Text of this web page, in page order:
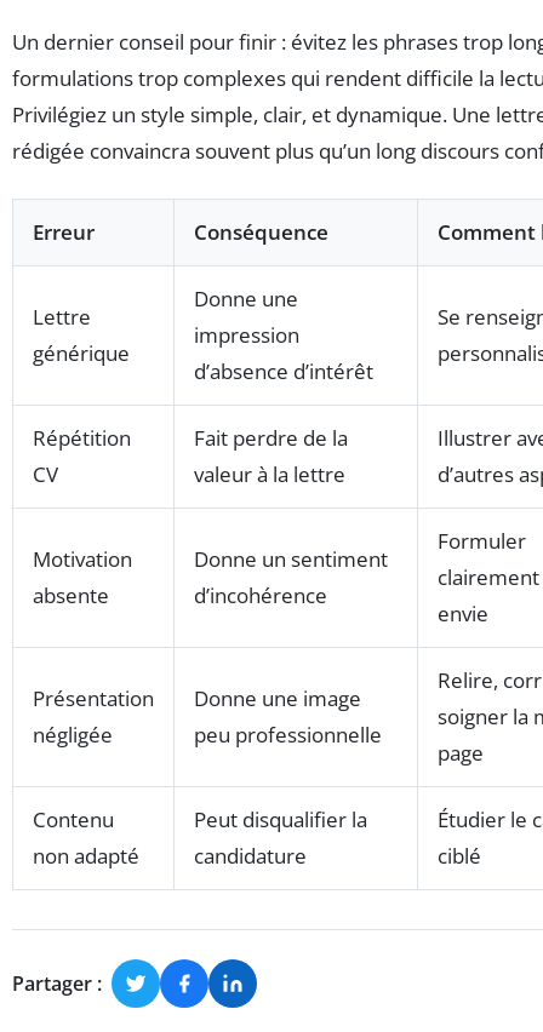
Un dernier conseil pour finir : évitez les phrases trop
formulations trop complexes qui rendent difficile la
Privilégiez un style simple, clair, et dynamique. Une
rédigée convaincra souvent plus qu’un long discours
Erreur Conséquence Comment
Lettre
générique
Donne une
impression
d’absence d’intérêt
Se
Répétition
CV
Fait perdre de la
valeur à la lettre
Illustrer
d’autres
Motivation
absente
Donne un sentiment
d’incohérence
Formuler
envie
Présentation
négligée
Donne une image
peu professionnelle
Relire,
soigner la
page
Contenu
non adapté
Peut disqualifier la
candidature
Étudier le
ciblé
Partager :